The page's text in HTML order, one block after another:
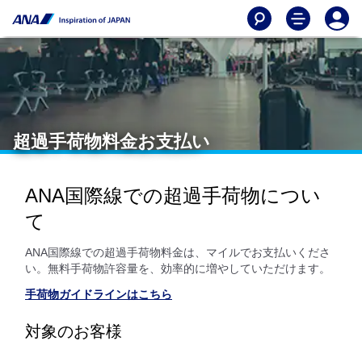
超過手荷物料金お支払い
ANA国際線での超過手荷物につい
て
ANA国際線での超過手荷物料金は、マイルでお支払いくださ
い。無料手荷物許容量を、効率的に増やしていただけます。
手荷物ガイドラインはこちら
対象のお客様